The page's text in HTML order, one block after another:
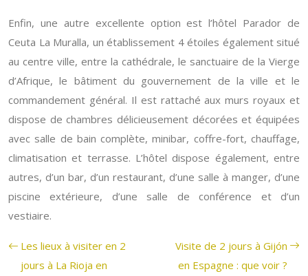
Enfin, une autre excellente option est l’hôtel Parador de
Ceuta La Muralla, un établissement 4 étoiles également situé
au centre ville, entre la cathédrale, le sanctuaire de la Vierge
d’Afrique, le bâtiment du gouvernement de la ville et le
commandement général. Il est rattaché aux murs royaux et
dispose de chambres délicieusement décorées et équipées
avec salle de bain complète, minibar, coffre-fort, chauffage,
climatisation et terrasse. L’hôtel dispose également, entre
autres, d’un bar, d’un restaurant, d’une salle à manger, d’une
piscine extérieure, d’une salle de conférence et d’un
vestiaire.
Les lieux à visiter en 2
jours à La Rioja en
Visite de 2 jours à Gijón
en Espagne : que voir ?